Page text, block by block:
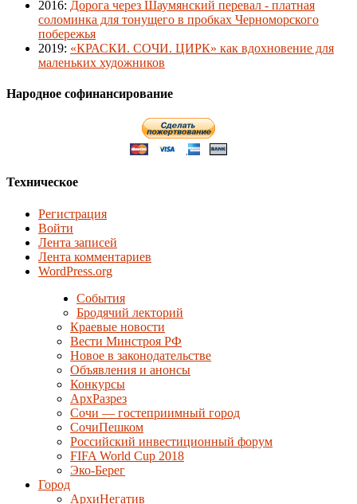
2016: Дорога через Шаумянский перевал - платная
соломинка для тонущего в пробках Черноморского
побережья
2019: «КРАСКИ. СОЧИ. ЦИРК» как вдохновение для
маленьких художников
Народное софинансирование
Техническое
Регистрация
Войти
Лента записей
Лента комментариев
WordPress.org
События
Бродячий лекторий
Краевые новости
Вести Минстроя РФ
Новое в законодательстве
Объявления и анонсы
Конкурсы
АрхРазрез
Сочи — гостеприимный город
СочиПешком
Российский инвестиционный форум
FIFA World Cup 2018
Эко-Берег
Город
АрхиНегатив